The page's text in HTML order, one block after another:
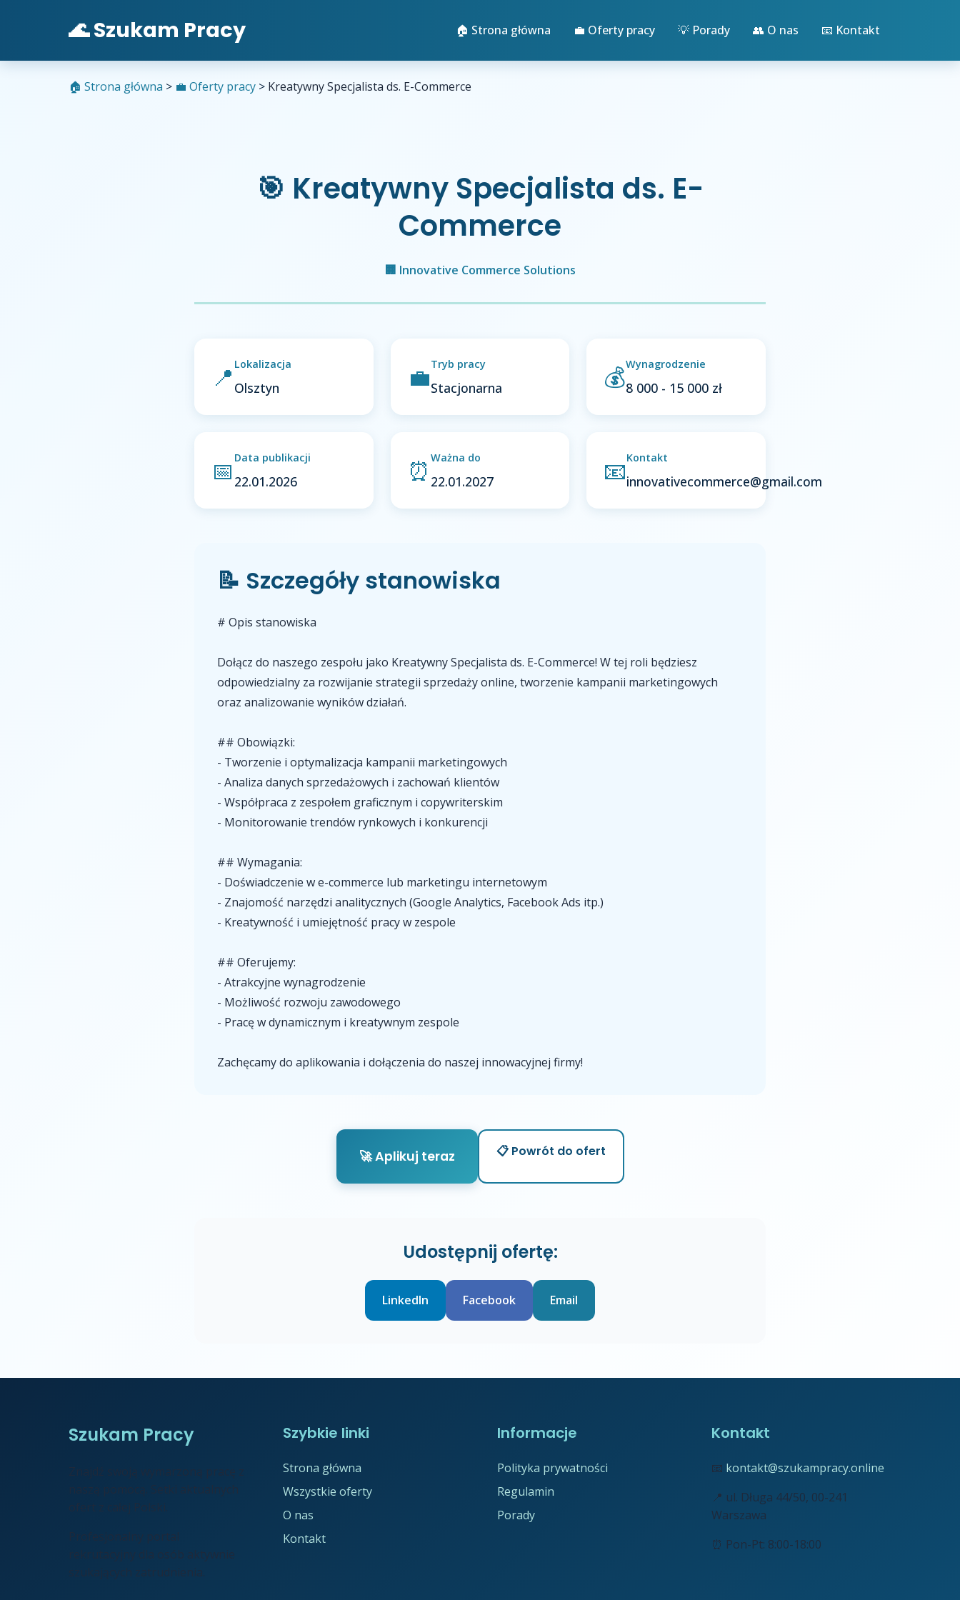
🌊 Szukam Pracy 🏠 Strona główna 💼 Oferty pracy 💡 Porady 👥 O nas 📧 Kontakt
🏠 Strona główna > 💼 Oferty pracy > Kreatywny Specjalista ds. E-Commerce
🎯 Kreatywny Specjalista ds. E-
Commerce
🏢 Innovative Commerce Solutions
📍 Lokalizacja
Olsztyn 💼Tryb pracy
Stacjonarna 💰Wynagrodzenie
8 000 - 15 000 zł
📅 Data publikacji
22.01.2026 ⏰ Ważna do
22.01.2027 📧Kontakt
innovativecommerce@gmail.com
📝 Szczegóły stanowiska
# Opis stanowiska
Dołącz do naszego zespołu jako Kreatywny Specjalista ds. E-Commerce! W tej roli będziesz
odpowiedzialny za rozwijanie strategii sprzedaży online, tworzenie kampanii marketingowych
oraz analizowanie wyników działań.
## Obowiązki:
- Tworzenie i optymalizacja kampanii marketingowych
- Analiza danych sprzedażowych i zachowań klientów
- Współpraca z zespołem graficznym i copywriterskim
- Monitorowanie trendów rynkowych i konkurencji
## Wymagania:
- Doświadczenie w e-commerce lub marketingu internetowym
- Znajomość narzędzi analitycznych (Google Analytics, Facebook Ads itp.)
- Kreatywność i umiejętność pracy w zespole
## Oferujemy:
- Atrakcyjne wynagrodzenie
- Możliwość rozwoju zawodowego
- Pracę w dynamicznym i kreatywnym zespole
Zachęcamy do aplikowania i dołączenia do naszej innowacyjnej firmy!
🚀 Aplikuj teraz 📋 Powrót do ofert
Udostępnij ofertę:
LinkedIn Facebook Email
Szukam Pracy Szybkie linki
Strona główna
Wszystkie oferty
O nas
Kontakt
Informacje
Polityka prywatności
Regulamin
Porady
Kontakt
📧 kontakt@szukampracy.online
📍 ul. Długa 44/50, 00-241
Warszawa
⏰ Pon-Pt: 8:00-18:00